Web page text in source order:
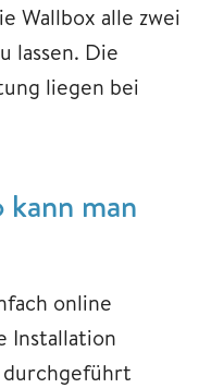
Wallbox alle zwei
lassen. Die
liegen bei
man
online
Installation